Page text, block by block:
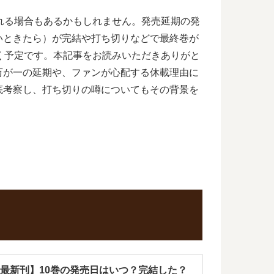
場合もあるかもしれません。発売延期の発
きたら）が完結や打ち切りなどで最終巻が
定です。本記事をお読みいただきありがと
一の延期や、ファンが心配する休載理由に
察し、打ち切りの噂についてもその背景を
新刊】10巻の発売日はいつ？完結した？